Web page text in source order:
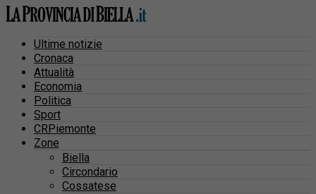
Ultime notizie
Cronaca
Attualità
Economia
Politica
Sport
CRPiemonte
Zone
Biella
Circondario
Cossatese